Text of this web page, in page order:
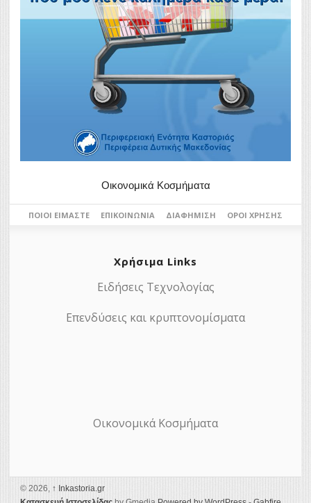
Οικονομικά Κοσμήματα
ΠΟΙΟΙ ΕΊΜΑΣΤΕ ΕΠΙΚΟΙΝΩΝΊΑ ΔΙΑΦΉΜΙΣΗ ΌΡΟΙ ΧΡΉΣΗΣ
Χρήσιμα Links
Ειδήσεις Τεχνολογίας
Επενδύσεις και κρυπτονομίσματα
Οικονομικά Κοσμήματα
© 2026, ↑ Ιnkastoria.gr